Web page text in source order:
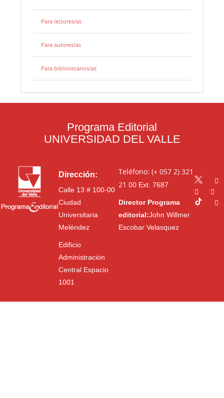
Para lectores/as
Para autores/as
Para bibliotecarios/as
Programa Editorial
UNIVERSIDAD DEL VALLE
Dirección:
Calle 13 # 100-00
Ciudad
Universitaria
Meléndez
Edificio
Administración
Central Espacio
1001
Teléfono: (+ 057 2) 321
21 00Ext. 7687
Director Programa
editorial:John Willmer
Escobar Velasquez